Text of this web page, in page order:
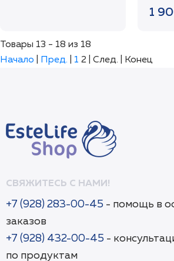
1
Товары 13 - 18 из 18
Начало
Пред. 1 2 | След. | Конец
СВЯЖИТЕСЬ С НАМИ!
+7 (928) 283-00-45 - помощь в
заказов
+7 (928) 432-00-45 -
по продуктам